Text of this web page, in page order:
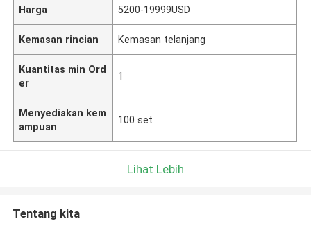
Harga 5200-19999USD
Kemasan rincian Kemasan telanjang
Kuantitas min Ord
er
1
Menyediakan kem
ampuan
100 set
Lihat Lebih
Tentang kita